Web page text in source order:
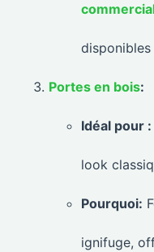
disponibles
Portes en bois:
Idéal pour :
look
Pourquoi:
ignifuge,